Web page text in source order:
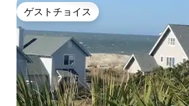
ゲストチョイス
ゲストチョイス